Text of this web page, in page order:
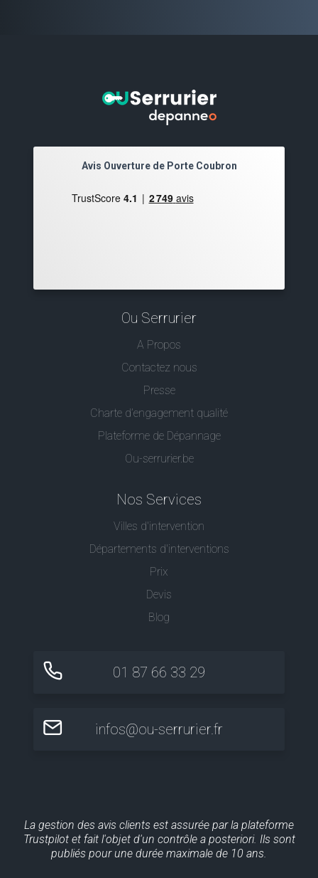
Avis Ouverture de Porte Coubron
Ou Serrurier
A Propos
Contactez nous
Presse
Charte d’engagement qualité
Plateforme de Dépannage
Ou-serrurier.be
Nos Services
Villes d'intervention
Départements d'interventions
Prix
Devis
Blog
01 87 66 33 29
infos@ou-serrurier.fr
La gestion des avis clients est assurée par la plateforme
Trustpilot et fait l'objet d'un contrôle a posteriori. Ils sont
publiés pour une durée maximale de 10 ans.